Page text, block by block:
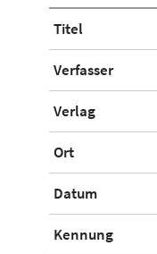
Titel
Verfasser
Verlag
Ort
Datum
Kennung